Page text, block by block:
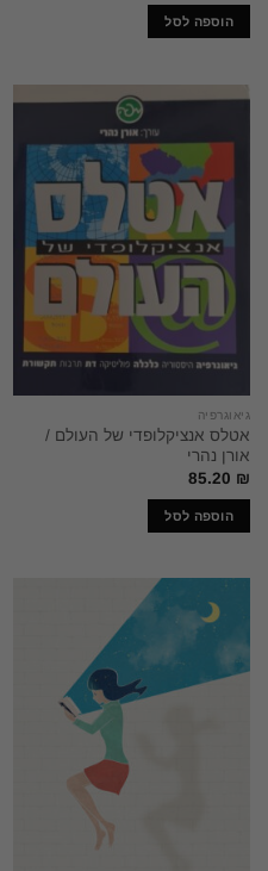
הוספה לסל
גיאוגרפיה
אטלס אנציקלופדי של העולם /
אורן נהרי
85.20 ₪
הוספה לסל